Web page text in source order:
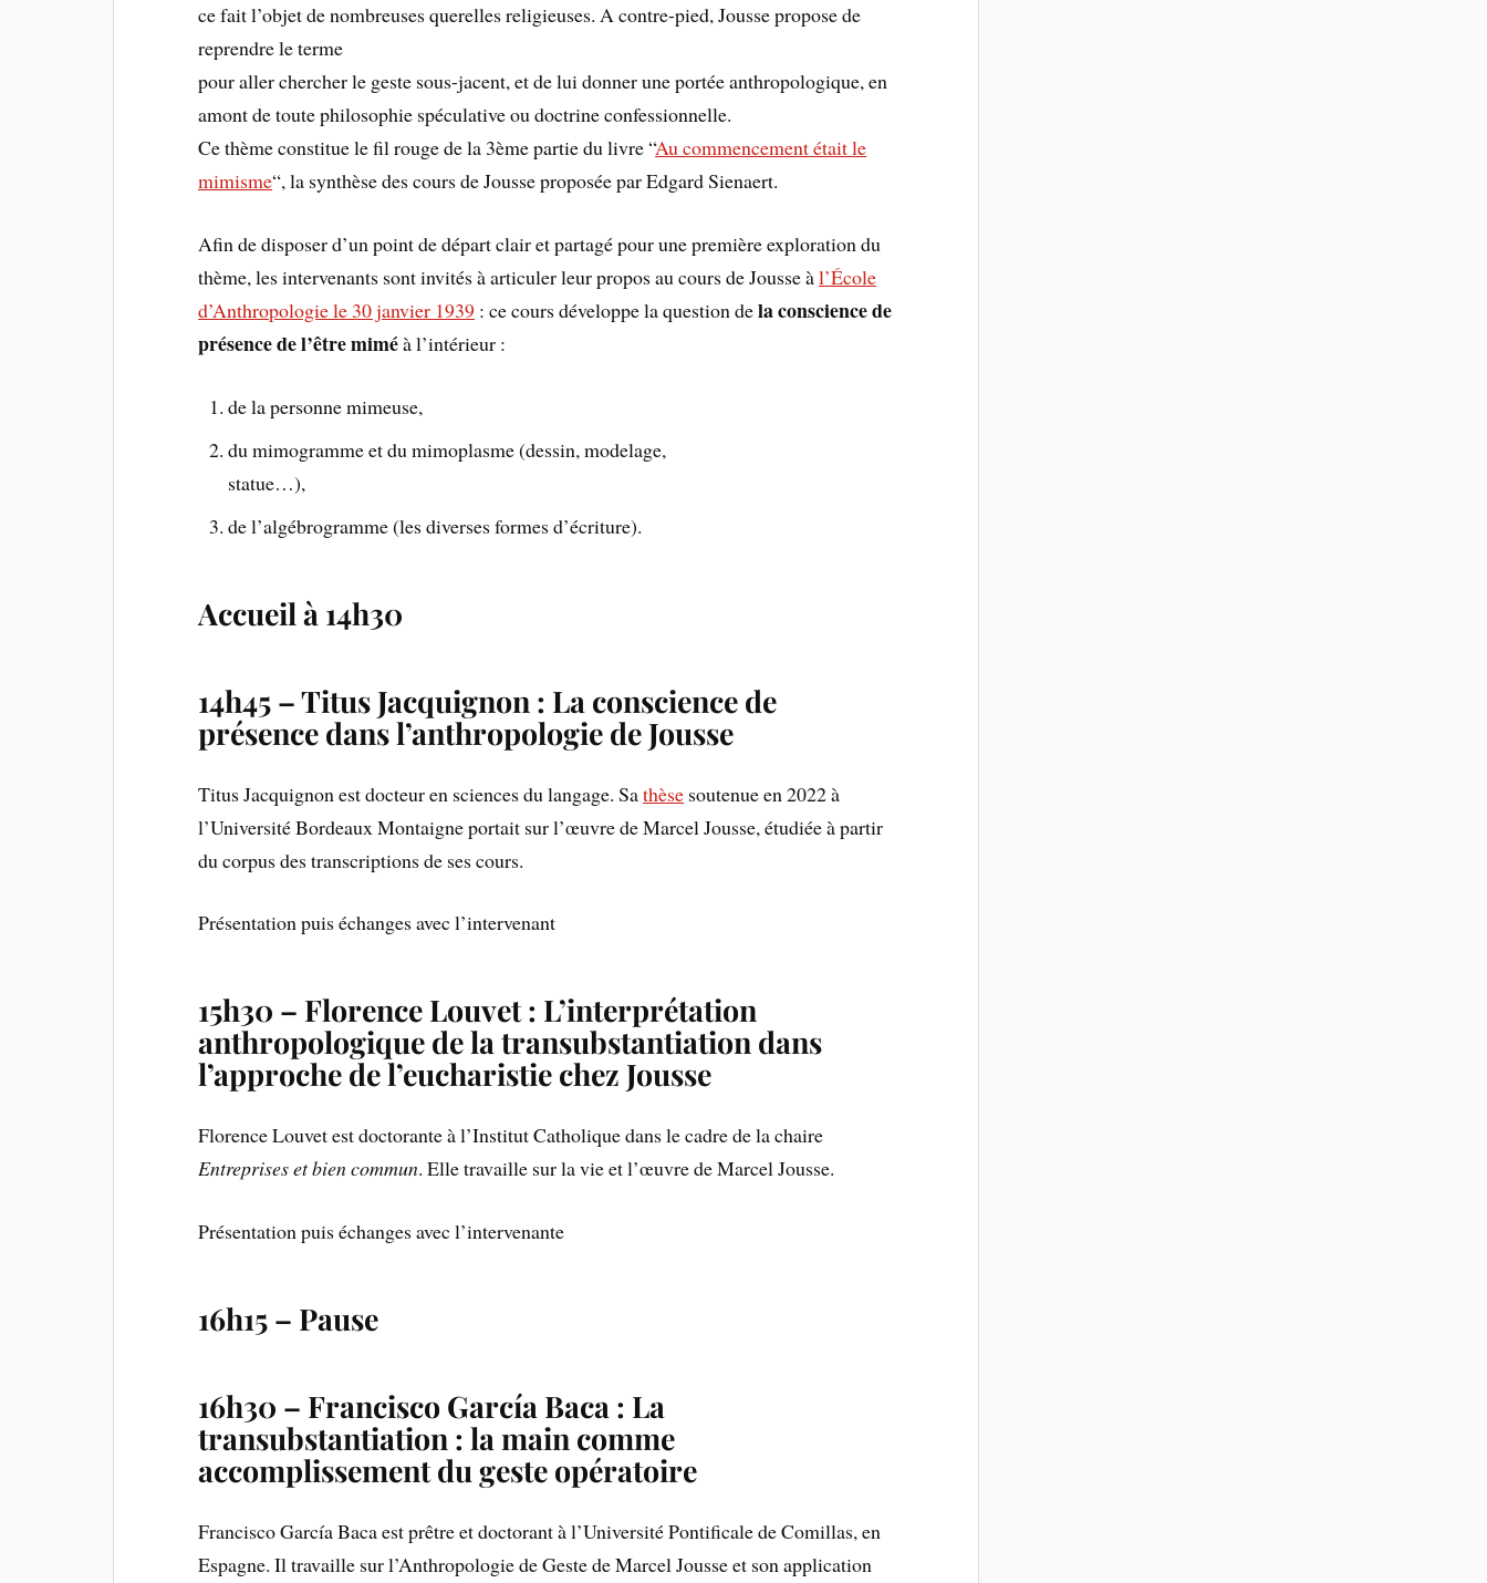
ce fait l’objet de nombreuses querelles religieuses. A contre-pied, Jousse propose de
reprendre le terme
pour aller chercher le geste sous-jacent, et de lui donner une portée anthropologique, en
amont de toute philosophie spéculative ou doctrine confessionnelle.
Ce thème constitue le fil rouge de la 3ème partie du livre “Au commencement était le
mimisme“, la synthèse des cours de Jousse proposée par Edgard Sienaert.
Afin de disposer d’un point de départ clair et partagé pour une première exploration du
thème, les intervenants sont invités à articuler leur propos au cours de Jousse àl’École
d’Anthropologie le 30 janvier 1939 : ce cours développe la question dela conscience de
présence de l’être miméà l’intérieur :
de la personne mimeuse,
du mimogramme et du mimoplasme (dessin, modelage,
statue…),
de l’algébrogramme (les diverses formes d’écriture).
Accueil à 14h30
14h45 – Titus Jacquignon : La conscience de
présence dans l’anthropologie de Jousse
Titus Jacquignon est docteur en sciences du langage. Sathèse soutenue en 2022 à
l’Université Bordeaux Montaigne portait sur l’œuvre de Marcel Jousse, étudiée à partir
du corpus des transcriptions de ses cours.
Présentation puis échanges avec l’intervenant
15h30 – Florence Louvet : L’interprétation
anthropologique de la transubstantiation dans
l’approche de l’eucharistie chez Jousse
Florence Louvet est doctorante à l’Institut Catholique dans le cadre de la chaire
Entreprises et bien commun. Elle travaille sur la vie et l’œuvre de Marcel Jousse.
Présentation puis échanges avec l’intervenante
16h15 – Pause
16h30 – Francisco García Baca : La
transubstantiation : la main comme
accomplissement du geste opératoire
Francisco García Baca est prêtre et doctorant à l’Université Pontificale de Comillas, en
Espagne. Il travaille sur l’Anthropologie de Geste de Marcel Jousse et son application